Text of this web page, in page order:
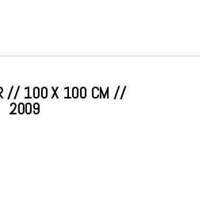
// 100 X 100 CM //
2009